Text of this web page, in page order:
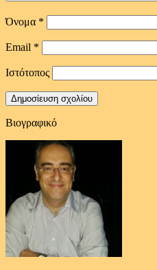
Όνομα *
Email *
Ιστότοπος
Βιογραφικό